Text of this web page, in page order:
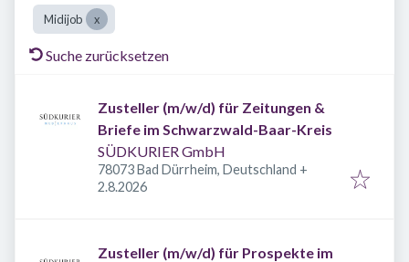
Midijob
Suche zurücksetzen
Zusteller (m/w/d) für Zeitungen &
Briefe im Schwarzwald-Baar-Kreis
SÜDKURIER GmbH
78073 Bad Dürrheim, Deutschland +
Veröffentlicht
2.8.2026
Zusteller (m/w/d) für Prospekte im